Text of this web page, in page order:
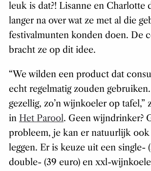
leuk is dat?! Lisanne en Charlotte
langer na over wat ze met al die
festivalmunten konden doen. De
bracht ze op dit idee.
“We wilden een product dat
echt regelmatig zouden
gezellig, zo’n wijnkoeler op tafel,”
in Het Parool. Geen wijndrinker?
probleem, je kan er natuurlijk ook
leggen. Er is keuze uit een single-
double- (39 euro) en xxl-